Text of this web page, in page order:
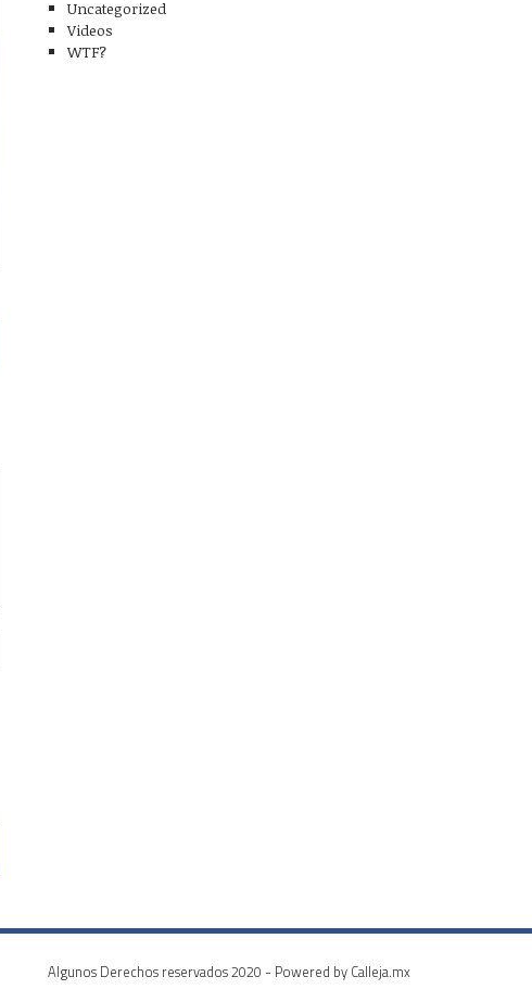
Uncategorized
Videos
WTF?
Algunos Derechos reservados 2020 - Powered by Calleja.mx